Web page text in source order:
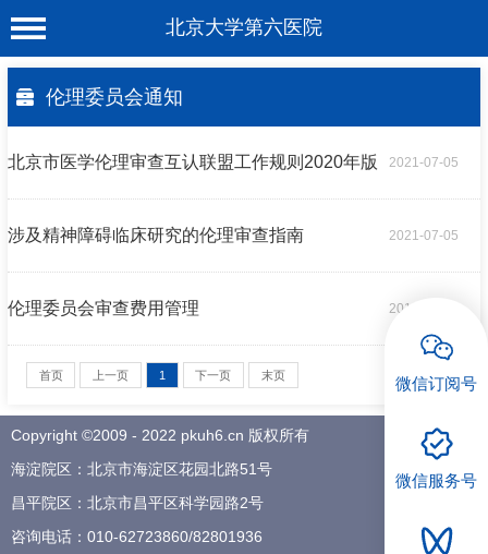
北京大学第六医院
医院概况
工作动态
科学研究
教育培训
健康科普
合作支援
伦理委员会通知
2021-07-05
北京市医学伦理审查互认联盟工作规则2020年版
2021-07-05
涉及精神障碍临床研究的伦理审查指南
2012-07-31
伦理委员会审查费用管理
首页 上一页 1 下一页 末页
Copyright ©2009 - 2022 pkuh6.cn 版权所有
海淀院区：北京市海淀区花园北路51号
昌平院区：北京市昌平区科学园路2号
咨询电话： 010-62723860/82801936
微信订阅号
微信服务号